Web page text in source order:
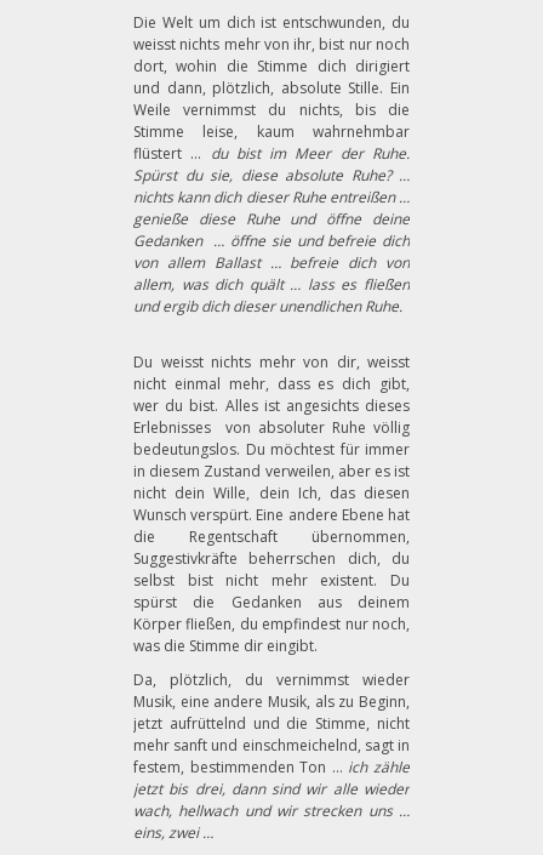
Die Welt um dich ist entschwunden, du
weisst nichts mehr von ihr, bist nur noch
dort, wohin die Stimme dich dirigiert
und dann, plötzlich, absolute Stille. Ein
Weile vernimmst du nichts, bis die
Stimme leise, kaum wahrnehmbar
flüstert … du bist im Meer der Ruhe.
Spürst du sie, diese absolute Ruhe? …
nichts kann dich dieser Ruhe entreißen …
genieße diese Ruhe und öffne deine
Gedanken … öffne sie und befreie dich
von allem Ballast … befreie dich von
allem, was dich quält … lass es fließen
und ergib dich dieser unendlichen Ruhe.
Du weisst nichts mehr von dir, weisst
nicht einmal mehr, dass es dich gibt,
wer du bist. Alles ist angesichts dieses
Erlebnisses von absoluter Ruhe völlig
bedeutungslos. Du möchtest für immer
in diesem Zustand verweilen, aber es ist
nicht dein Wille, dein Ich, das diesen
Wunsch verspürt. Eine andere Ebene hat
die Regentschaft übernommen,
Suggestivkräfte beherrschen dich, du
selbst bist nicht mehr existent. Du
spürst die Gedanken aus deinem
Körper fließen, du empfindest nur noch,
was die Stimme dir eingibt.
Da, plötzlich, du vernimmst wieder
Musik, eine andere Musik, als zu Beginn,
jetzt aufrüttelnd und die Stimme, nicht
mehr sanft und einschmeichelnd, sagt in
festem, bestimmenden Ton … ich zähle
jetzt bis drei, dann sind wir alle wieder
wach, hellwach und wir strecken uns …
eins, zwei …